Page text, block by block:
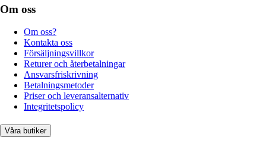
Om oss
Om oss?
Kontakta oss
Försäljningsvillkor
Returer och återbetalningar
Ansvarsfriskrivning
Betalningsmetoder
Priser och leveransalternativ
Integritetspolicy
Våra butiker